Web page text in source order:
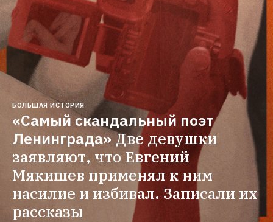
БОЛЬШАЯ ИСТОРИЯ
«Самый скандальный поэт
Ленинграда»Две девушки
заявляют, что Евгений
Мякишев применял к ним
насилие и избивал. Записали их
рассказы